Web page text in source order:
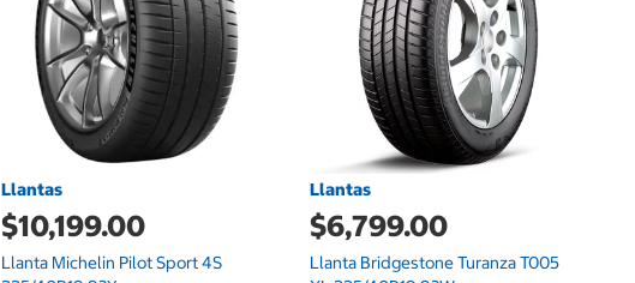
Llantas
$10,199.00
Llanta Michelin Pilot Sport 4S
Llantas
$6,799.00
Llanta Bridgestone Turanza T005